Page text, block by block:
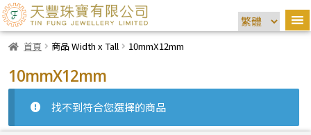
首頁 商品 Width x Tall 10mmX12mm
10mmX12mm
找不到符合您選擇的商品